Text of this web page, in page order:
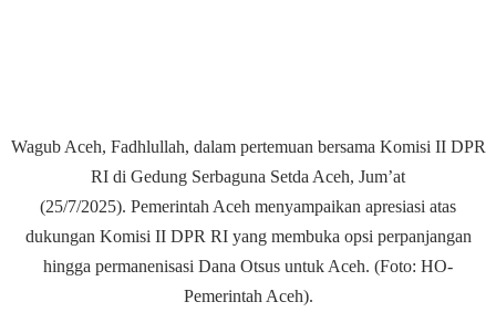
Wagub Aceh, Fadhlullah, dalam pertemuan bersama Komisi II DPR
RI di Gedung Serbaguna Setda Aceh, Jum’at
(25/7/2025). Pemerintah Aceh menyampaikan apresiasi atas
dukungan Komisi II DPR RI yang membuka opsi perpanjangan
hingga permanenisasi Dana Otsus untuk Aceh. (Foto: HO-
Pemerintah Aceh).